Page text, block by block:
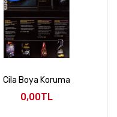
Cila Boya Koruma
0,00TL